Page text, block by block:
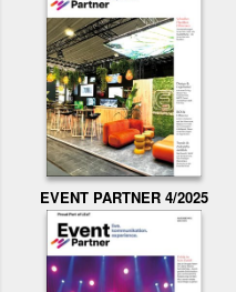
EVENT PARTNER 4/2025